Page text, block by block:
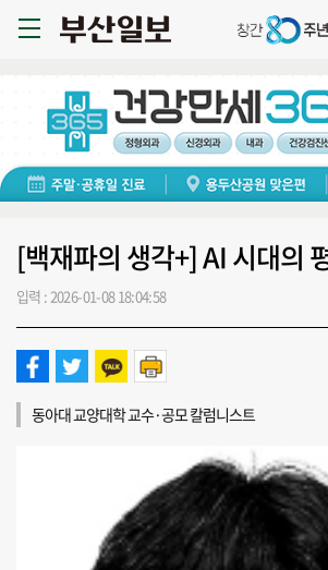
[백재파의 생각+] AI 시대의
입력 : 2026-01-08 18:04:58
동아대 교양대학 교수·공모 칼럼니스트